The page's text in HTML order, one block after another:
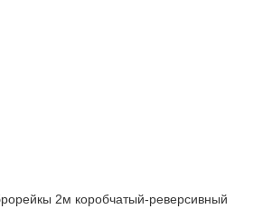
2м коробчатый-реверсивный